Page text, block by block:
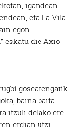
igandean
eta La Vila
egon.
eskatu die Axio
gosearengatik
baina baita
itzuli delako ere.
erdian utzi